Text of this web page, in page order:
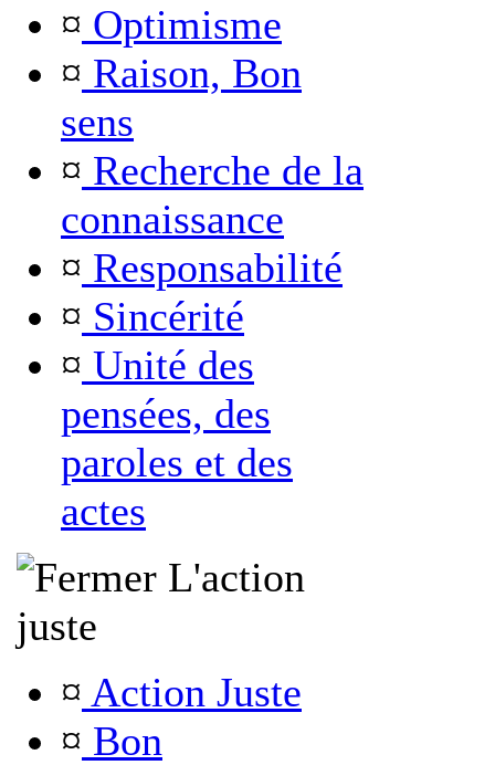
¤ Optimisme
¤ Raison, Bon
sens
¤ Recherche de la
connaissance
¤ Responsabilité
¤ Sincérité
¤ Unité des
pensées, des
paroles et des
actes
L'action
juste
¤ Action Juste
¤ Bon